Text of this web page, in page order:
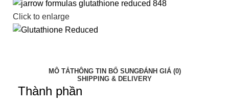
Click to enlarge
MÔ TẢTHÔNG TIN BỔ SUNGĐÁNH GIÁ (0)
SHIPPING & DELIVERY
Thành phần